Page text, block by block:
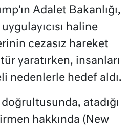
Adalet Bakanlığı,
haline
cezasız hareket
yaratırken, insanları
nedenlerle hedef aldı.
atadığı
hakkında (New